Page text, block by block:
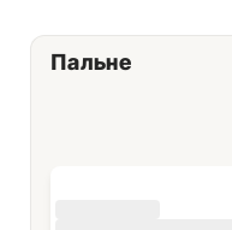
Пальне